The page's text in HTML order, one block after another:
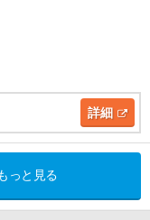
詳細
っと見る